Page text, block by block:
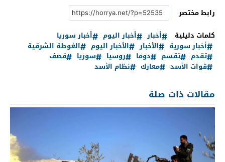
رابط مختصر
كلمات دليلية
أخبار أخبار اليوم
أخبار سوريا
أخبار سورية
الأخبار الأخبار اليوم
الغوطة الشرقية
تقدم
تقسم دوما روسيا سوريا
قصف
قوات الأسد
معارك نظام الأسد
مقالات ذات صلة